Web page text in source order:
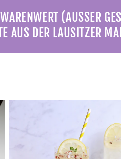
(AUSSER
AUS DER LAUSITZER